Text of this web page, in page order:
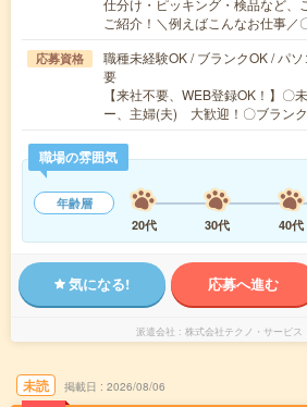
仕分け・ピッキング・検品など、
ご紹介！＼例えばこんなお仕事
応募資格
職種未経験OK / ブランクOK / パ
要
【来社不要、WEB登録OK！】〇
ー、主婦(夫) 大歓迎！〇ブラン
職場の雰囲気
年齢層
20代
30代 40代
気になる! 応募へ進む
派遣会社 株式会社テクノ・サービ
未読 掲載日 2026/08/06